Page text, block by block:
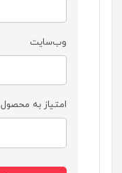
وب‌سایت
امتیاز به محصول